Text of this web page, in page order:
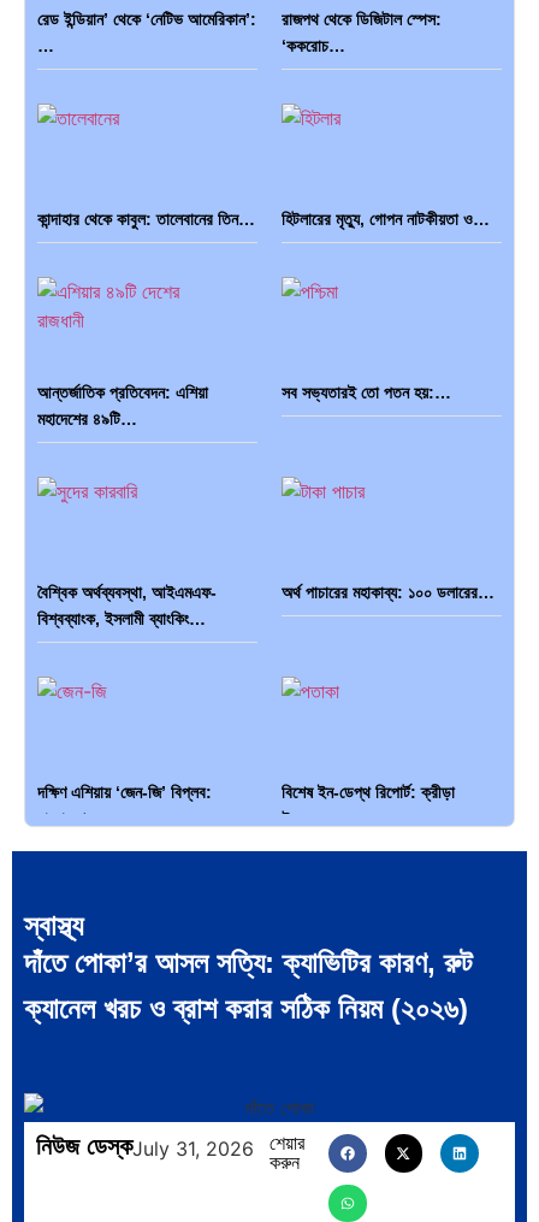
রেড ইন্ডিয়ান’ থেকে ‘নেটিভ আমেরিকান’:
…
রাজপথ থেকে ডিজিটাল স্পেস:
‘ককরোচ…
কান্দাহার থেকে কাবুল: তালেবানের তিন… হিটলারের মৃত্যু, গোপন নাটকীয়তা ও…
আন্তর্জাতিক প্রতিবেদন: এশিয়া
মহাদেশের ৪৯টি…
সব সভ্যতারই তো পতন হয়:…
বৈশ্বিক অর্থব্যবস্থা, আইএমএফ-
বিশ্বব্যাংক, ইসলামী ব্যাংকিং…
অর্থ পাচারের মহাকাব্য: ১০০ ডলারের…
দক্ষিণ এশিয়ায় ‘জেন-জি’ বিপ্লব:
বাংলাদেশ,…
বিশেষ ইন-ডেপ্থ রিপোর্ট: ক্রীড়া
উৎসবে…
২৬…
ক্রূরতা ও ধ্বংসের মহাকাব্য: পৃথিবীর…
পূর্ব ইউরোপ বনাম তুরস্ক: শত…
স্বাস্থ্য
দাঁতে পোকা’র আসল সত্যি: ক্যাভিটির কারণ, রুট
ক্যানেল খরচ ও ব্রাশ করার সঠিক নিয়ম (২০২৬)
নিউজ ডেস্কJuly 31, 2026
শেয়ার
করুন